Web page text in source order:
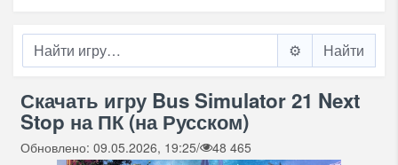
⚙️
Скачать игру Bus Simulator 21 Next
Stop на ПК (на Русском)
Обновлено: 09.05.2026, 19:25/ 48 465